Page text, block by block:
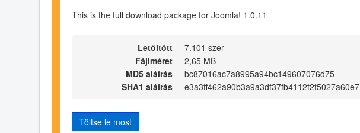
This is the full download package for Joomla! 1.0.11
Letöltött
7.101 szer
Fájlméret
2,65 MB
MD5 aláírás
bc87016ac7a8995a94bc149607076d75
SHA1 aláírás
e3a3ff462a90b3a9a3df37fb4112f2f5027a60e7
Töltse le most